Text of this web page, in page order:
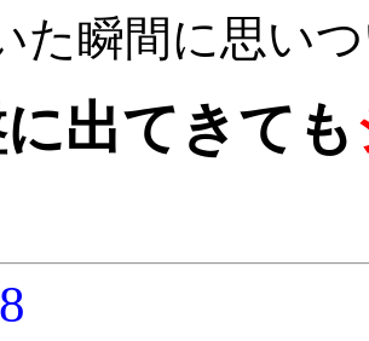
た瞬間に思い
出てきても